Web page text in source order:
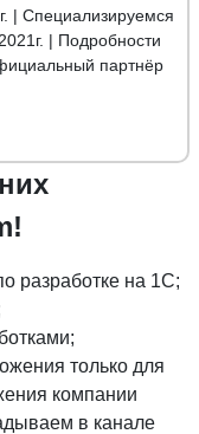
| Специализируемся
| Подробности
партнёр
разработке на 1С;
только для
компании
в канале